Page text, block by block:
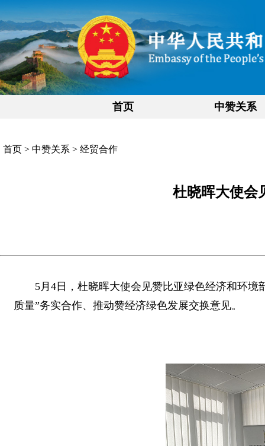
首页 中赞关系
首页 > 中赞关系 > 经贸合作
杜晓晖大使会
5月4日，杜晓晖大使会见赞比亚绿色经济和环境
质量”务实合作、推动赞经济绿色发展交换意见。